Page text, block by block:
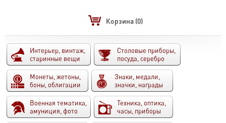
Корзина (0)
Интерьер, винтаж,
старинные вещи
Столовые приборы,
посуда, серебро
Монеты, жетоны,
боны, облигации
Знаки, медали,
значки, награды
Военная тематика,
амуниция, фото
Техника, оптика,
часы, приборы